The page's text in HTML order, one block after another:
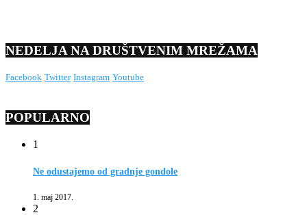
NEDELJA NA DRUŠTVENIM MREŽAMA
Facebook Twitter Instagram Youtube
POPULARNO
1
Ne odustajemo od gradnje gondole
1. maj 2017.
2